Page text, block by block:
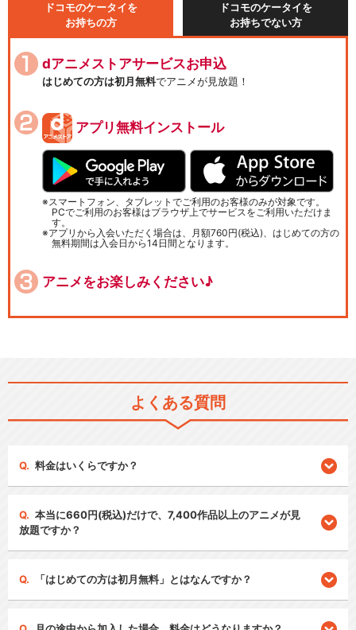
ドコモのケータイを
お持ちの方
ドコモのケータイを
お持ちでない方
dアニメストアサービスお申込
はじめての方は初月無料でアニメが見放題！
アプリ無料インストール
スマートフォン、タブレットでご利用のお客様のみが対象です。
PCでご利用のお客様はブラウザ上でサービスをご利用いただけま
す。
アプリから入会いただく場合は、月額760円(税込)、はじめての方の
無料期間は入会日から14日間となります。
アニメをお楽しみください♪
よくある質問
料金はいくらですか？
本当に660円(税込)だけで、7,400作品以上のアニメが見
放題ですか？
「はじめての方は初月無料」とはなんですか？